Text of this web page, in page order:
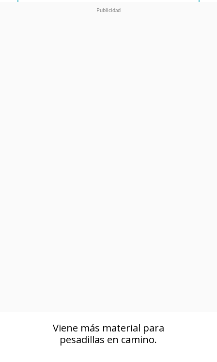
Viene más material para
pesadillas en camino.